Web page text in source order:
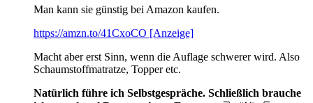
Man kann sie günstig bei Amazon kaufen.
https://amzn.to/41CxoCO [Anzeige]
Macht aber erst Sinn, wenn die Auflage schwerer wird. Also
Schaumstoffmatratze, Topper etc.
Natürlich führe ich Selbstgespräche. Schließlich brauche